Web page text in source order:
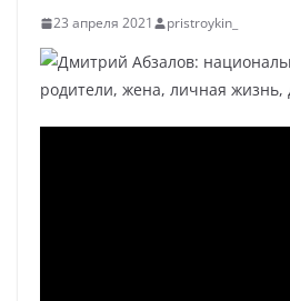
23 апреля 2021 pristroykin_